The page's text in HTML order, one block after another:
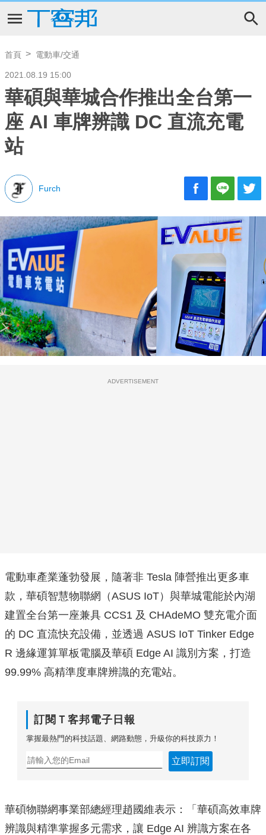
首頁 電動車/交通
2021.08.19 15:00
華碩與華城合作推出全台第一
座 AI 車牌辨識 DC 直流充電
站
Furch
ADVERTISEMENT
電動車產業蓬勃發展，隨著非 Tesla 陣營推出更多車
款，華碩智慧物聯網（ASUS IoT）與華城電能於內湖
建置全台第一座兼具 CCS1 及 CHAdeMO 雙充電介面
的 DC 直流快充設備，並透過 ASUS IoT Tinker Edge
R 邊緣運算單板電腦及華碩 Edge AI 識別方案，打造
99.99% 高精準度車牌辨識的充電站。
訂閱Ｔ客邦電子日報
掌握最熱門的科技話題、網路動態，升級你的科技原力！
立即訂閱
華碩物聯網事業部總經理趙國維表示：「華碩高效車牌
辨識與精準掌握多元需求，讓 Edge AI 辨識方案在各